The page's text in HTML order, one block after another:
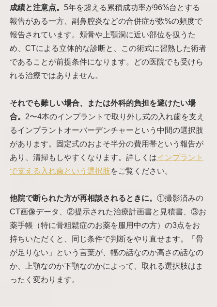
成績と注意点。 5年を超える累積成功率が96%台とする
報告がある一方、副鼻腔炎などの合併症が数%の頻度で
報告されています。頬骨や上顎洞に近い部位を扱うた
め、CTによる立体的な診断と、この術式に習熟した術者
であることが前提条件になります。どの医院でも受けら
れる治療ではありません。
それでも難しい場合、または外科的負担を避けたい場
合。 2〜4本のインプラントで取り外し式の入れ歯を支え
るインプラントオーバーデンチャーという中間の選択肢
があります。固定式のおよそ半分の費用帯という報告が
あり、清掃もしやすくなります。詳しくはインプラント
で支える入れ歯という選択肢をご覧ください。
他院で断られた方が再相談されるときに。 ①撮影済みの
CT画像データ、②提示された治療計画書と見積書、③お
薬手帳（特に骨粗鬆症のお薬を服用中の方）の3点をお
持ちいただくと、同じ条件で判断をやり直せます。「骨
が足りない」という言葉が、幅の話なのか高さの話なの
か、上顎なのか下顎なのかによって、取れる選択肢はま
ったく変わります。